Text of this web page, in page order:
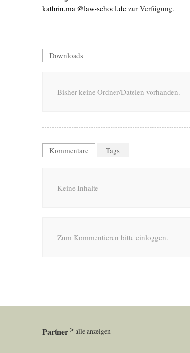
kathrin.mai@law-school.de zur Verfügung.
Downloads
Bisher keine Ordner/Dateien vorhanden.
Kommentare Tags
Keine Inhalte
Zum Kommentieren bitte einloggen.
Partner alle anzeigen